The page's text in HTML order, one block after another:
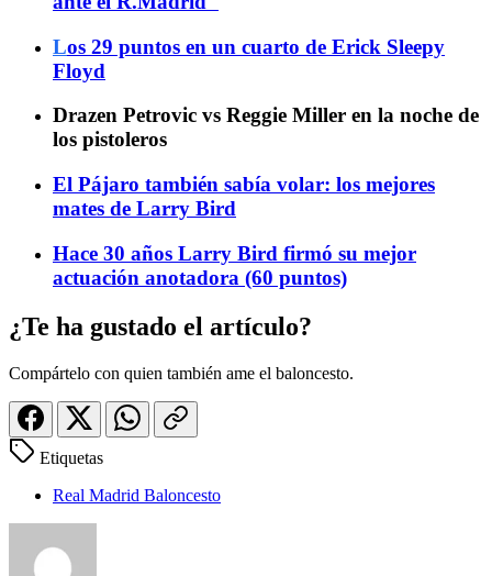
Los 29 puntos en un cuarto de Erick Sleepy
Floyd
Drazen Petrovic vs Reggie Miller en la noche de
los pistoleros
El Pájaro también sabía volar: los mejores
mates de Larry Bird
Hace 30 años Larry Bird firmó su mejor
actuación anotadora (60 puntos)
¿Te ha gustado el artículo?
Compártelo con quien también ame el baloncesto.
Etiquetas
Real Madrid Baloncesto